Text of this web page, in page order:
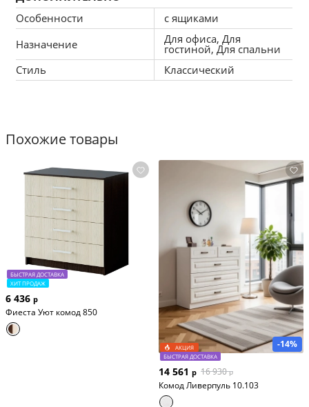
Габариты комода (ШхГхВ): 160,1х41,9х75,4 см.
Модель товара: Остин 16.240.
Производитель: мебельная фабрика Mobi.
Особенности
с ящиками
Назначение
Для офиса, Для
гостиной, Для спальни
Стиль
Классический
Похожие товары
БЫСТРАЯ ДОСТАВКА
ХИТ ПРОДАЖ
6 436 р
Фиеста Уют комод 850
-14%
АКЦИЯ
БЫСТРАЯ ДОСТАВКА
14 561 р 16 930 р
Комод Ливерпуль 10.103